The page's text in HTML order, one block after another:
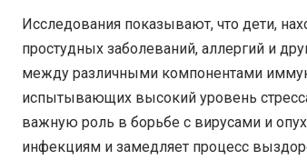
Исследования показывают, что дети,
простудных заболеваний, аллергий и
между различными компонентами
испытывающих высокий уровень
важную роль в борьбе с вирусами и
инфекциям и замедляет процесс